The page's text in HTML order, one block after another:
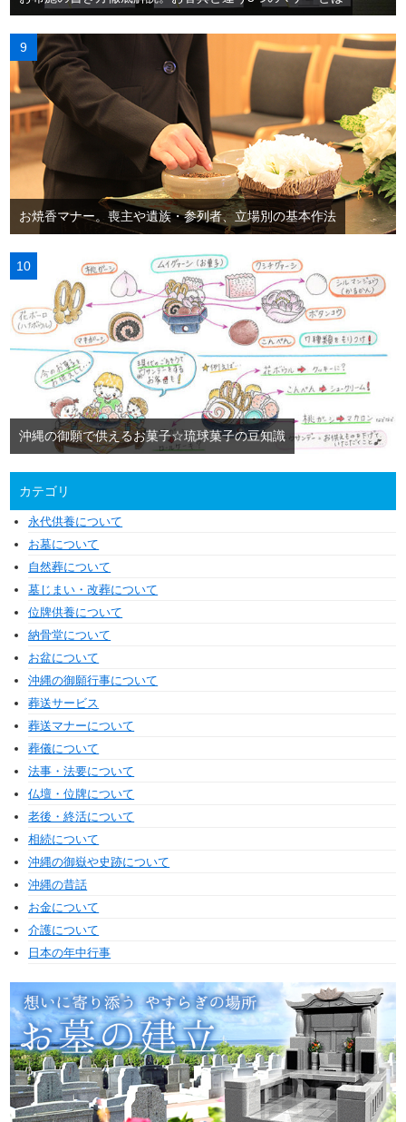
お焼香マナー。喪主や遺族・参列者、立場別の基本作法
沖縄の御願で供えるお菓子☆琉球菓子の豆知識
カテゴリ
永代供養について
お墓について
自然葬について
墓じまい・改葬について
位牌供養について
納骨堂について
お盆について
沖縄の御願行事について
葬送サービス
葬送マナーについて
葬儀について
法事・法要について
仏壇・位牌について
老後・終活について
相続について
沖縄の御嶽や史跡について
沖縄の昔話
お金について
介護について
日本の年中行事